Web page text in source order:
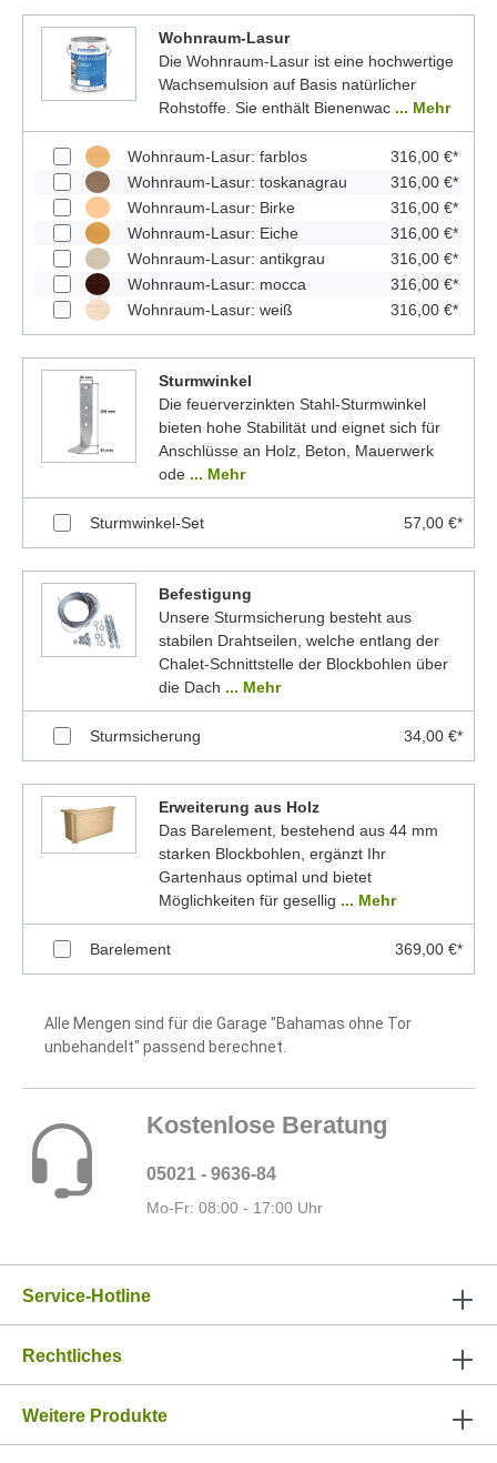
Wohnraum-Lasur
Die Wohnraum-Lasur ist eine hochwertige
Wachsemulsion auf Basis natürlicher
Rohstoffe. Sie enthält Bienenwac ... Mehr
Wohnraum-Lasur: farblos
316,00 €*
Wohnraum-Lasur: toskanagrau
316,00 €*
Wohnraum-Lasur: Birke
316,00 €*
Wohnraum-Lasur: Eiche
316,00 €*
Wohnraum-Lasur: antikgrau
316,00 €*
Wohnraum-Lasur: mocca
316,00 €*
Wohnraum-Lasur: weiß
316,00 €*
Sturmwinkel
Die feuerverzinkten Stahl-Sturmwinkel
bieten hohe Stabilität und eignet sich für
Anschlüsse an Holz, Beton, Mauerwerk
ode ... Mehr
Sturmwinkel-Set 57,00 €*
Befestigung
Unsere Sturmsicherung besteht aus
stabilen Drahtseilen, welche entlang der
Chalet-Schnittstelle der Blockbohlen über
die Dach ... Mehr
Sturmsicherung 34,00 €*
Erweiterung aus Holz
Das Barelement, bestehend aus 44 mm
starken Blockbohlen, ergänzt Ihr
Gartenhaus optimal und bietet
Möglichkeiten für gesellig ... Mehr
Barelement 369,00 €*
Alle Mengen sind für die Garage "Bahamas ohne Tor
unbehandelt" passend berechnet.
Kostenlose Beratung
05021 - 9636-84
Mo-Fr: 08:00 - 17:00 Uhr
Service-Hotline
Rechtliches
Weitere Produkte